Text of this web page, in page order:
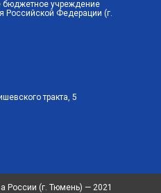
бюджетное учреждение
Российской Федерации (г.
тракта, 5
(г. Тюмень) — 2021